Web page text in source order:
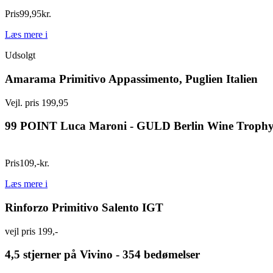
Pris99,95kr.
Læs mere i
Udsolgt
Amarama Primitivo Appassimento, Puglien Italien
Vejl. pris 199,95
99 POINT Luca Maroni - GULD Berlin Wine
Pris109,-kr.
Læs mere i
Rinforzo Primitivo Salento IGT
vejl pris 199,-
4,5 stjerner på Vivino - 354 bedømelser